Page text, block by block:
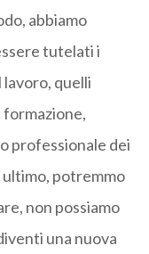
abbiamo
tutelati i
lavoro, quelli
formazione,
professionale dei
ultimo, potremmo
non possiamo
una nuova